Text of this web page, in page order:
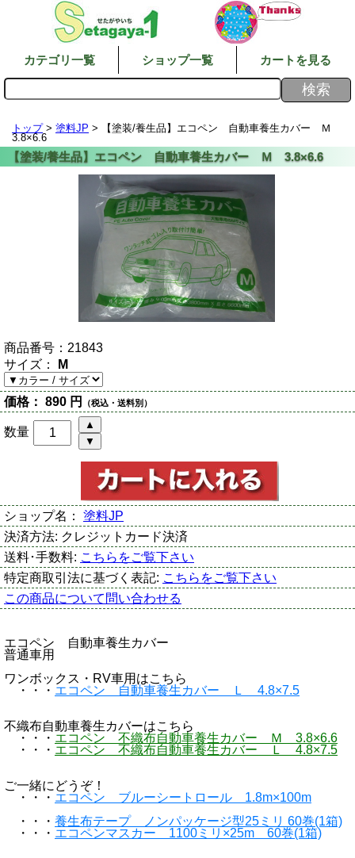
カテゴリ一覧 ショップ一覧 カートを見る
トップ> 塗料JP > 【塗装/養生品】エコペン 自動車養生カバー Ｍ
3.8×6.6
商品番号： 21843
サイズ： M
価格： 890 円 （税込・送料別）
数量
ショップ名： 塗料JP
決済方法: クレジットカード決済
送料･手数料: こちらをご覧下さい
特定商取引法に基づく表記: こちらをご覧下さい
この商品について問い合わせる
エコペン 自動車養生カバー
普通車用
ワンボックス・RV車用はこちら
・・・ エコペン 自動車養生カバー Ｌ 4.8×7.5
不織布自動車養生カバーはこちら
・・・ エコペン 不織布自動車養生カバー Ｍ 3.8×6.6
・・・ エコペン 不織布自動車養生カバー Ｌ 4.8×7.5
ご一緒にどうぞ！
・・・ エコペン ブルーシートロール 1.8m×100m
・・・ 養生布テープ ノンパッケージ型25ミリ 60巻(1箱)
・・・ エコペンマスカー 1100ミリ×25m 60巻(1箱)